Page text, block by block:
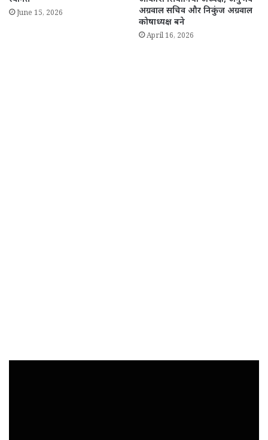
June 15, 2026
अग्रवाल सचिव और निकुंज अग्रवाल
कोषाध्यक्ष बने
April 16, 2026